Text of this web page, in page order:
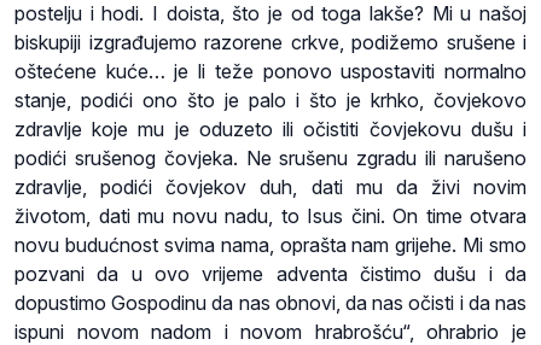
postelju i hodi. I doista, što je od toga lakše? Mi u našoj
biskupiji izgrađujemo razorene crkve, podižemo srušene i
oštećene kuće… je li teže ponovo uspostaviti normalno
stanje, podići ono što je palo i što je krhko, čovjekovo
zdravlje koje mu je oduzeto ili očistiti čovjekovu dušu i
podići srušenog čovjeka. Ne srušenu zgradu ili narušeno
zdravlje, podići čovjekov duh, dati mu da živi novim
životom, dati mu novu nadu, to Isus čini. On time otvara
novu budućnost svima nama, oprašta nam grijehe. Mi smo
pozvani da u ovo vrijeme adventa čistimo dušu i da
dopustimo Gospodinu da nas obnovi, da nas očisti i da nas
ispuni novom nadom i novom hrabrošću“, ohrabrio je